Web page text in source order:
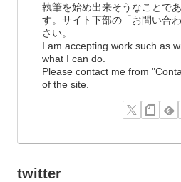
執筆を始め出来そうなことで
す。サイト下部の「お問い合
さい。
I am accepting work such as
what I can do.
Please contact me from
of the site.
twitter